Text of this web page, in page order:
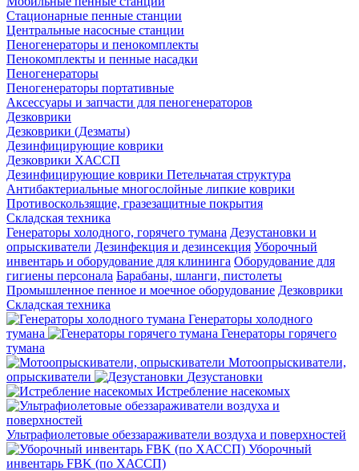
Стационарные пенные станции
Центральные насосные станции
Пеногенераторы и пенокомплекты
Пенокомплекты и пенные насадки
Пеногенераторы
Пеногенераторы портативные
Аксессуары и запчасти для пеногенераторов
Дезковрики
Дезковрики (Дезматы)
Дезинфицирующие коврики
Дезковрики ХАССП
Дезинфицирующие коврики Петельчатая структура
Антибактериальные многослойные липкие коврики
Противоскользящие, гразезащитные покрытия
Складская техника
Генераторы холодного, горячего тумана Дезустановки и
опрыскиватели Дезинфекция и дезинсекция Уборочный
инвентарь и оборудование для клининга Оборудование для
гигиены персонала Барабаны, шланги, пистолеты
Промышленное пенное и моечное оборудование Дезковрики
Складская техника
Генераторы холодного
тумана
Генераторы горячего
тумана
Мотоопрыскиватели,
опрыскиватели
Дезустановки
Истребление насекомых
Ультрафиолетовые обеззараживатели воздуха и поверхностей
Уборочный
инвентарь FBK (по ХАССП)